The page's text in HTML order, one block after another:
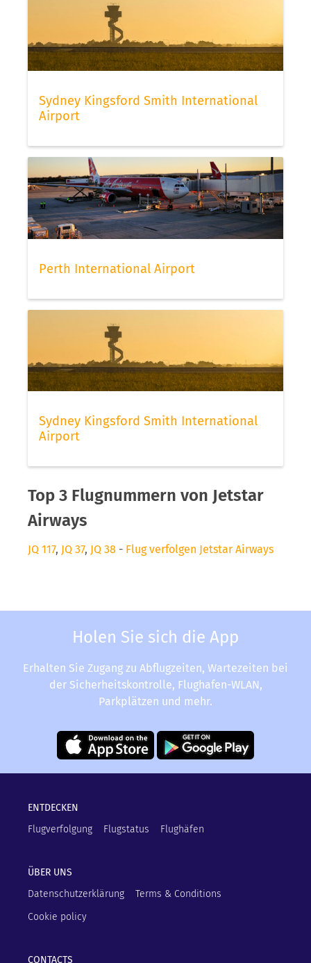
Sydney Kingsford Smith International
Airport
Perth International Airport
Sydney Kingsford Smith International
Airport
Top 3 Flugnummern von Jetstar
Airways
JQ 117, JQ 37, JQ 38 - Flug verfolgen Jetstar Airways
Holen Sie sich die App
Erhalten Sie Zugang zu Abflugzeiten, Wartezeiten bei
der Sicherheitskontrolle, Flughafen-WLAN,
Parkplätzen und mehr.
ENTDECKEN
Flugverfolgung
Flugstatus Flughäfen
ÜBER UNS
Datenschutzerklärung
Terms & Conditions
Cookie policy
CONTACTS